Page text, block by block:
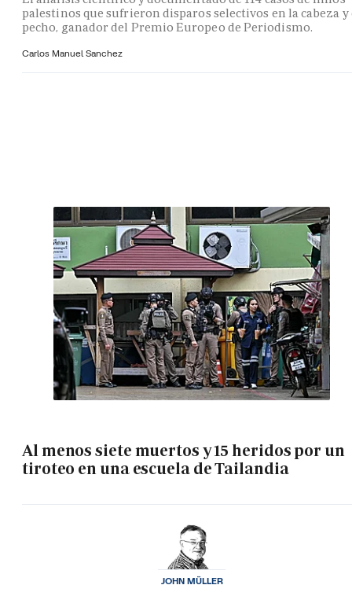
palestinos que sufrieron disparos selectivos en la cabeza y
pecho, ganador del Premio Europeo de Periodismo.
Carlos Manuel Sanchez
Al menos siete muertos y 15 heridos por un
tiroteo en una escuela de Tailandia
JOHN MÜLLER